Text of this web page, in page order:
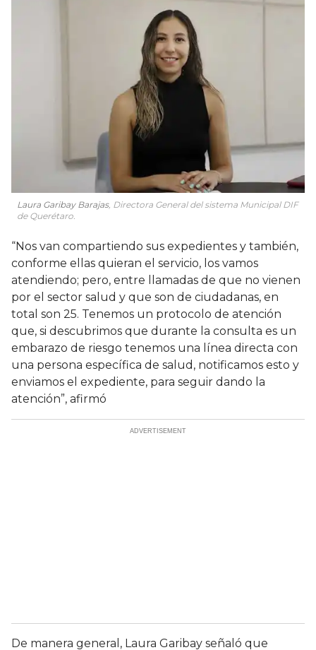
Laura Garibay Barajas, Directora General del sistema Municipal DIF
de Querétaro.
“Nos van compartiendo sus expedientes y también,
conforme ellas quieran el servicio, los vamos
atendiendo; pero, entre llamadas de que no vienen
por el sector salud y que son de ciudadanas, en
total son 25. Tenemos un protocolo de atención
que, si descubrimos que durante la consulta es un
embarazo de riesgo tenemos una línea directa con
una persona específica de salud, notificamos esto y
enviamos el expediente, para seguir dando la
atención”, afirmó
De manera general, Laura Garibay señaló que